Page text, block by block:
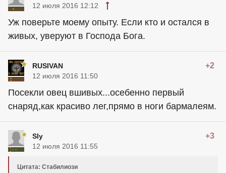
12 июля 2016 12:12
Уж поверьте моему опыту. Если кто и остался в
живых, уверуют в Господа Бога.
RUSIVAN +2
12 июля 2016 11:50
Посекли овец вшивых...осебенно первый
снаряд,как красиво лег,прямо в ноги бармалеям.
Sly +3
12 июля 2016 11:55
Цитата: Стабилиози